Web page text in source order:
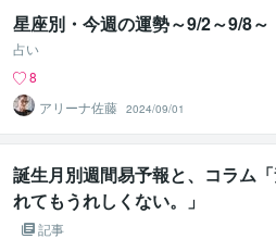
星座別・今週の運勢～9/2～9/8～
占い
8
アリーナ佐藤 2024/09/01
誕生月別週間易予報と、コラム
れてもうれしくない。」
記事